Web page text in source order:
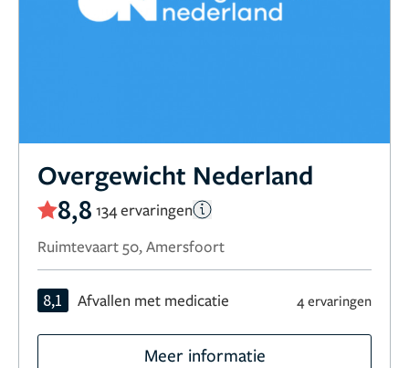
Overgewicht Nederland
8,8 134 ervaringen
Ruimtevaart 50, Amersfoort
8,1 Afvallen met medicatie 4 ervaringen
Meer informatie